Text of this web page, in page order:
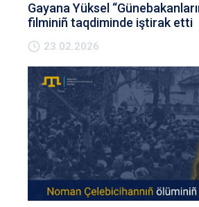
Gayana Yüksel
filminiñ taqdiminde iştirak etti
23.02.2026